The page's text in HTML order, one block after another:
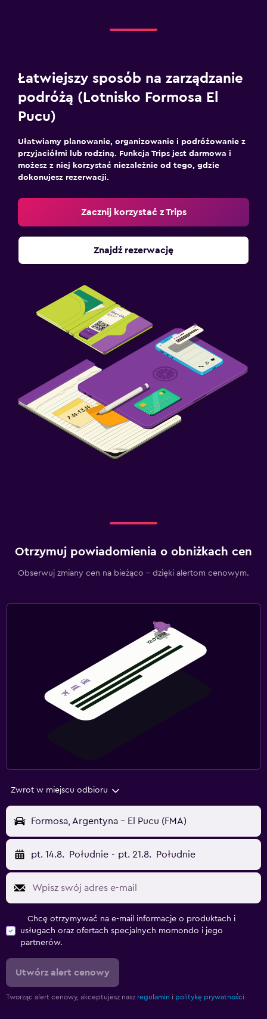
Łatwiejszy sposób na zarządzanie
podróżą (Lotnisko Formosa El
Pucu)
Ułatwiamy planowanie, organizowanie i podróżowanie z
przyjaciółmi lub rodziną. Funkcja Trips jest darmowa i
możesz z niej korzystać niezależnie od tego, gdzie
dokonujesz rezerwacji.
Zacznij korzystać z Trips
Znajdź rezerwację
Otrzymuj powiadomienia o obniżkach cen
Obserwuj zmiany cen na bieżąco – dzięki alertom cenowym.
Zwrot w miejscu odbioru
Formosa, Argentyna - El Pucu (FMA)
pt. 14.8. Południe - pt. 21.8. Południe
Chcę otrzymywać na e-mail informacje o produktach i
usługach oraz ofertach specjalnych momondo i jego
partnerów.
Utwórz alert cenowy
Tworząc alert cenowy, akceptujesz nasz regulamin i politykę prywatności.